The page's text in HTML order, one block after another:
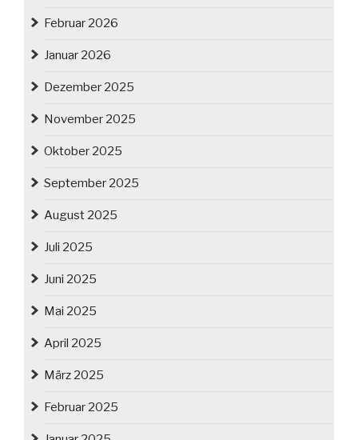
Februar 2026
Januar 2026
Dezember 2025
November 2025
Oktober 2025
September 2025
August 2025
Juli 2025
Juni 2025
Mai 2025
April 2025
März 2025
Februar 2025